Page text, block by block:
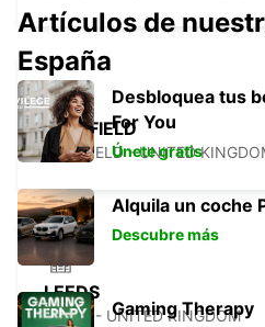
SHEFFIELD
SHEFFIELD - UNITED
LEEDS
LEEDS - UNITED KINGDOM
Artículos de
España
Desbloquea tus
For You
Únete gratis
Alquila un coche
Descubre más
Gaming Therapy